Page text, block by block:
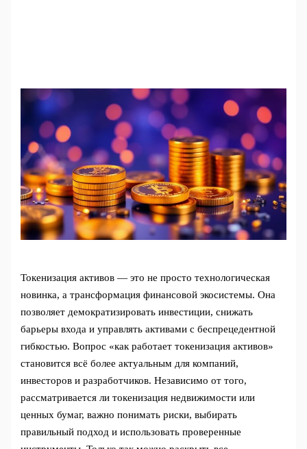
Токенизация активов — это не просто технологическая
новинка, а трансформация финансовой экосистемы. Она
позволяет демократизировать инвестиции, снижать
барьеры входа и управлять активами с беспрецедентной
гибкостью. Вопрос «как работает токенизация активов»
становится всё более актуальным для компаний,
инвесторов и разработчиков. Независимо от того,
рассматривается ли токенизация недвижимости или
ценных бумаг, важно понимать риски, выбирать
правильный подход и использовать проверенные